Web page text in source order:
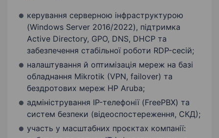
Налаштування СКД Стабільність
керування серверною інфраструктурою
(Windows Server 2016/2022), підтримка
Active Directory, GPO, DNS, DHCP та
забезпечення стабільної роботи RDP-сесій;
налаштування й оптимізація мереж на базі
обладнання Mikrotik (VPN, failover) та
бездротових мереж HP Aruba;
адміністрування IP-телефонії (FreePBX) та
систем безпеки (відеоспостереження, СКД);
участь у масштабних проєктах компанії: